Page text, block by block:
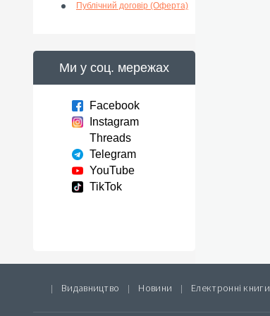
Публічний договір (Оферта)
Ми у соц. мережах
Facebook
Instagram
Threads
Telegram
YouTube
TikTok
| Видавництво | Новини | Електронні книги